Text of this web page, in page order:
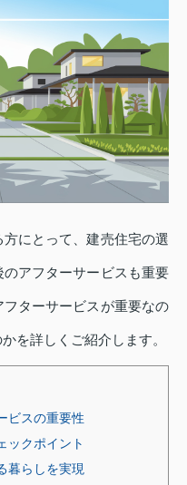
にとって、建売住宅の選
アフターサービスも重要
ターサービスが重要なの
を詳しくご紹介します。
ビスの重要性
ックポイント
暮らしを実現